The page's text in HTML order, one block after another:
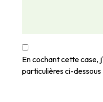
En cochant cette case,
particulières ci-